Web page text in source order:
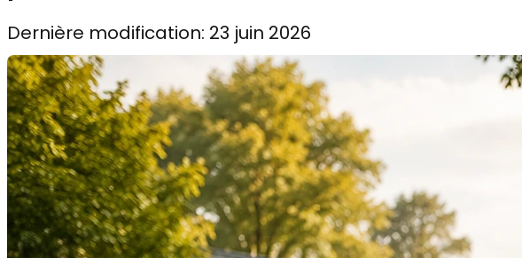
Dernière modification: 23 juin 2026